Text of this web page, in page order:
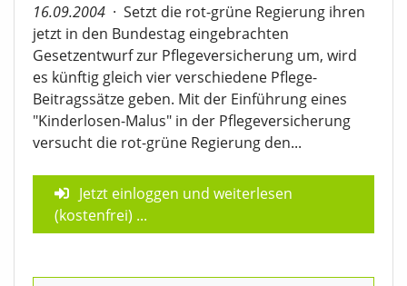
16.09.2004 · Setzt die rot-grüne Regierung ihren
jetzt in den Bundestag eingebrachten
Gesetzentwurf zur Pflegeversicherung um, wird
es künftig gleich vier verschiedene Pflege-
Beitragssätze geben. Mit der Einführung eines
"Kinderlosen-Malus" in der Pflegeversicherung
versucht die rot-grüne Regierung den...
Jetzt einloggen und weiterlesen
(kostenfrei) ...